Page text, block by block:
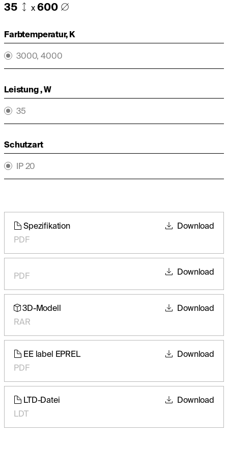
35 x600
Farbtemperatur, K
3000, 4000
Leistung , W
35
Schutzart
IP 20
Spezifikation
PDF
Download
PDF Download
3D-Modell
RAR
Download
EE label EPREL
PDF
Download
LTD-Datei
LDT
Download